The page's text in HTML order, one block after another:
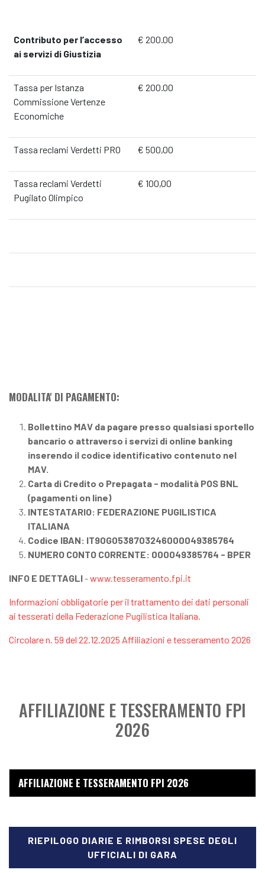
Contributo per l’accesso
ai servizi di Giustizia
€ 200.00
Tassa per Istanza
Commissione Vertenze
Economiche
€ 200.00
Tassa reclami Verdetti PRO € 500,00
Tassa reclami Verdetti
Pugilato Olimpico
€ 100,00
MODALITA' DI PAGAMENTO:
Bollettino MAV da pagare presso qualsiasi sportello
bancario o attraverso i servizi di online banking
inserendo il codice identificativo contenuto nel
MAV.
Carta di Credito o Prepagata - modalità POS BNL
(pagamenti on line)
INTESTATARIO: FEDERAZIONE PUGILISTICA
ITALIANA
Codice IBAN: IT90G0538703246000049385764
NUMERO CONTO CORRENTE: 000049385764 - BPER
INFO E DETTAGLI-www.tesseramento.fpi.it
Informazioni obbligatorie per il trattamento dei dati personali
ai tesserati della Federazione Pugilistica Italiana.
Circolare n. 59 del 22.12.2025 Affiliazioni e tesseramento 2026
AFFILIAZIONE E TESSERAMENTO FPI
2026
AFFILIAZIONE E TESSERAMENTO FPI 2026
RIEPILOGO DIARIE E RIMBORSI SPESE DEGLI
UFFICIALI DI GARA